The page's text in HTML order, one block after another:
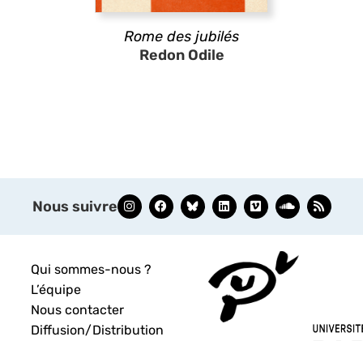
Rome des jubilés
Redon Odile
Nous suivre
Qui sommes-nous ?
L’équipe
Nous contacter
Diffusion/Distribution